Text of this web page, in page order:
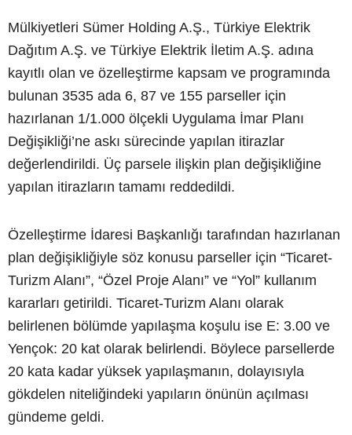
Mülkiyetleri Sümer Holding A.Ş., Türkiye Elektrik
Dağıtım A.Ş. ve Türkiye Elektrik İletim A.Ş. adına
kayıtlı olan ve özelleştirme kapsam ve programında
bulunan 3535 ada 6, 87 ve 155 parseller için
hazırlanan 1/1.000 ölçekli Uygulama İmar Planı
Değişikliği’ne askı sürecinde yapılan itirazlar
değerlendirildi. Üç parsele ilişkin plan değişikliğine
yapılan itirazların tamamı reddedildi.
Özelleştirme İdaresi Başkanlığı tarafından hazırlanan
plan değişikliğiyle söz konusu parseller için “Ticaret-
Turizm Alanı”, “Özel Proje Alanı” ve “Yol” kullanım
kararları getirildi. Ticaret-Turizm Alanı olarak
belirlenen bölümde yapılaşma koşulu ise E: 3.00 ve
Yençok: 20 kat olarak belirlendi. Böylece parsellerde
20 kata kadar yüksek yapılaşmanın, dolayısıyla
gökdelen niteliğindeki yapıların önünün açılması
gündeme geldi.